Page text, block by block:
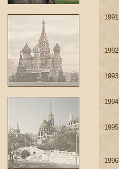
1991
1992
1993
1994
1995
1996